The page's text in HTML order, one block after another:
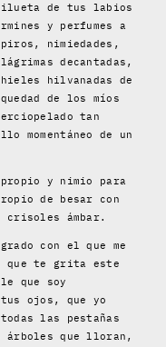
de tus labios
y perfumes a
nimiedades,
decantadas,
hilvanadas de
de los míos
tan
momentáneo de un
propio y nimio para
de besar con
ámbar.
con el que me
que te grita este
que soy
ojos, que yo
las pestañas
árboles que lloran,